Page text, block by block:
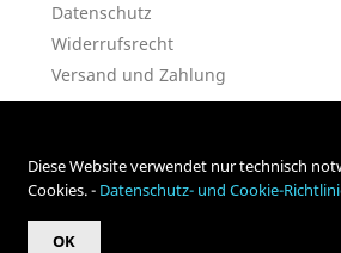
Datenschutz
Widerrufsrecht
Versand und Zahlung
Diese Website verwendet nur technisch
Cookies. - Datenschutz- und Cookie-
OK